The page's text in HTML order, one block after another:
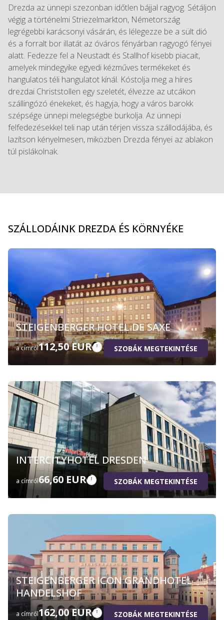
Drezda az ünnepi szezonban időtlen bájjal ragyog. Sétáljon
végig a történelmi Striezelmarkton, Németország
legrégebbi karácsonyi vásárán, és lélegezze be a sült dió
és a forralt bor illatát az óváros fényárban ragyogó fényei
alatt. Fedezze fel a Neustadt és Stallhof kisebb piacait,
amelyek mindegyike egyedi kézműves termékeket és
hangulatos téli hangulatot kínál. Kóstolja meg a híres
drezdai Christstollen egy szeletét, élvezze az utcákon
szállingózó énekeket, és hagyja, hogy a város barokk
szépsége ünnepi melegségbe burkolja. Az ünnepi
felfedezésekkel teli nap után térjen vissza szállodájába, és
lazítson kényelmesen, miközben Drezda fényei az ablakon
túl pislákolnak.
SZÁLLODÁINK DREZDA ÉS KÖRNYÉKE
STEIGENBERGER HOTEL DE SAXE
a címről112,50 EUR SZOBÁK MEGTEKINTÉSE
INTERCITYHOTEL DRESDEN
a címről66,60 EUR SZOBÁK MEGTEKINTÉSE
STEIGENBERGER ICON GRANDHOTEL
HANDELSHOF
a címről162,00 EUR SZOBÁK MEGTEKINTÉSE